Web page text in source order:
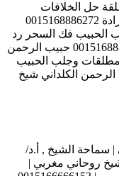
حل الخلافات
الزوجية و مشاكل العمل سلب الطاعة والارادة 0015168886272
الحبيب فك السحر رد
المطلقة تيسير الزواج جلب الخطاب 0015168886272 حبيب الرحمن
المطلقات وجلب الحبيب
بعد 0015168886272 حبيب الرحمن الكلداني شيخ
سماحة الشيخ , أ.د/
المغربي « 0015166666153 » شيخ روحاني مغربي |